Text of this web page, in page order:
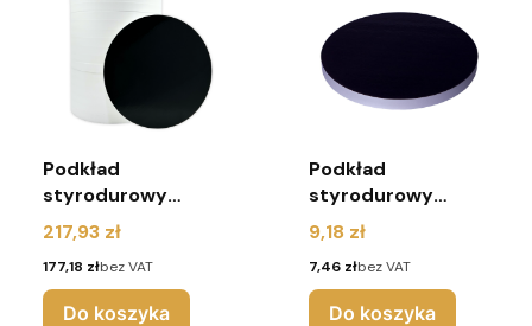
Podkład
styrodurowy
20cm czarny
Cena
217,93 zł
Cena
177,18 złbez VAT
Do koszyka
Podkład
styrodurowy
20cm czarny
okrągły - Urodziny
Cena
9,18 zł
Cena
7,46 złbez VAT
Do koszyka